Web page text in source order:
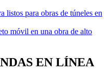
listos para obras de túneles en
móvil en una obra de alto
EN LÍNEA